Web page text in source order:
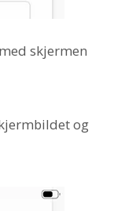
skjermen
og